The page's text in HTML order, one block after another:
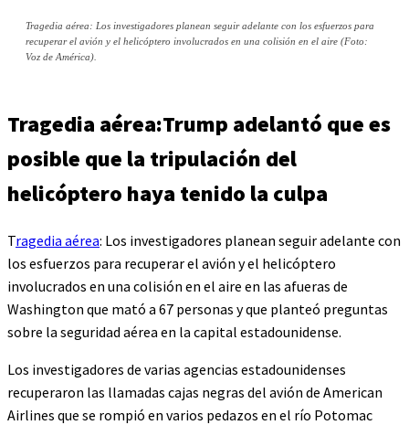
Tragedia aérea: Los investigadores planean seguir adelante con los esfuerzos para
recuperar el avión y el helicóptero involucrados en una colisión en el aire (Foto:
Voz de América).
Tragedia aérea:Trump adelantó que es
posible que la tripulación del
helicóptero haya tenido la culpa
Tragedia aérea: Los investigadores planean seguir adelante con
los esfuerzos para recuperar el avión y el helicóptero
involucrados en una colisión en el aire en las afueras de
Washington que mató a 67 personas y que planteó preguntas
sobre la seguridad aérea en la capital estadounidense.
Los investigadores de varias agencias estadounidenses
recuperaron las llamadas cajas negras del avión de American
Airlines que se rompió en varios pedazos en el río Potomac